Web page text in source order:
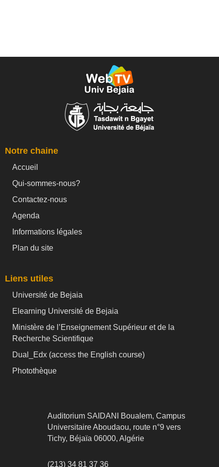
Notre chaine
Accueil
Qui-sommes-nous?
Contactez-nous
Agenda
Informations légales
Plan du site
Liens utiles
Université de Bejaia
Elearning Université de Bejaia
Ministère de l’Enseignement Supérieur et de la
Recherche Scientifique
Dual_Edx (access the English course)
Photothèque
Auditorium SAIDANI Boualem, Campus
Universitaire Aboudaou, route n°9 vers
Tichy, Béjaïa 06000, Algérie
(213) 34 81 37 36